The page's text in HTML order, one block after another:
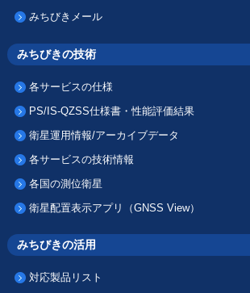
みちびきメール
みちびきの技術
各サービスの仕様
PS/IS-QZSS仕様書・性能評価結果
衛星運用情報/アーカイブデータ
各サービスの技術情報
各国の測位衛星
衛星配置表示アプリ（GNSS View）
みちびきの活用
対応製品リスト